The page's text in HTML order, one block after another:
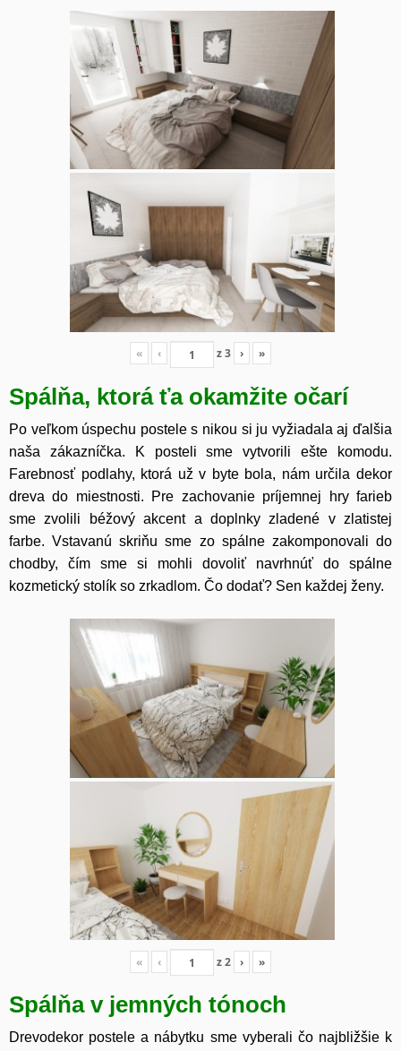
« ‹ z3 › »
Spálňa, ktorá ťa okamžite očarí
Po veľkom úspechu postele s nikou si ju vyžiadala aj ďalšia
naša zákazníčka. K posteli sme vytvorili ešte komodu.
Farebnosť podlahy, ktorá už v byte bola, nám určila dekor
dreva do miestnosti. Pre zachovanie príjemnej hry farieb
sme zvolili béžový akcent a doplnky zladené v zlatistej
farbe. Vstavanú skriňu sme zo spálne zakomponovali do
chodby, čím sme si mohli dovoliť navrhnúť do spálne
kozmetický stolík so zrkadlom. Čo dodať? Sen každej ženy.
« ‹ z2 › »
Spálňa v jemných tónoch
Drevodekor postele a nábytku sme vyberali čo najbližšie k